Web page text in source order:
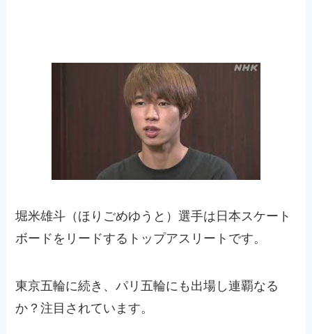
堀米雄斗（ほりごめゆうと）選手は日本スケート
ボードをリードするトップアスリートです。
東京五輪に続き、パリ五輪にも出場し連覇なる
か？注目されています。